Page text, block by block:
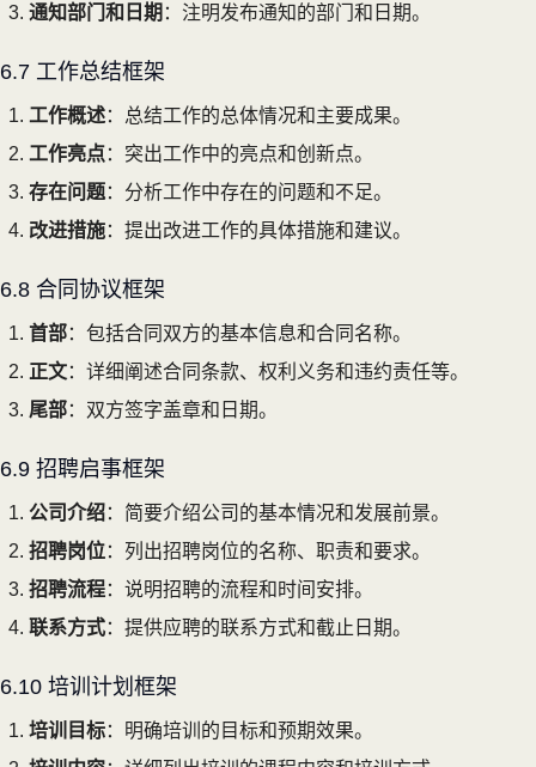
通知部门和日期 ：注明发布通知的部门和日期。
6.7 工作总结框架
工作概述：总结工作的总体情况和主要成果。
工作亮点：突出工作中的亮点和创新点。
存在问题：分析工作中存在的问题和不足。
改进措施：提出改进工作的具体措施和建议。
6.8 合同协议框架
首部：包括合同双方的基本信息和合同名称。
正文：详细阐述合同条款、权利义务和违约责任等。
尾部：双方签字盖章和日期。
6.9 招聘启事框架
公司介绍：简要介绍公司的基本情况和发展前景。
招聘岗位：列出招聘岗位的名称、职责和要求。
招聘流程：说明招聘的流程和时间安排。
联系方式：提供应聘的联系方式和截止日期。
6.10 培训计划框架
培训目标：明确培训的目标和预期效果。